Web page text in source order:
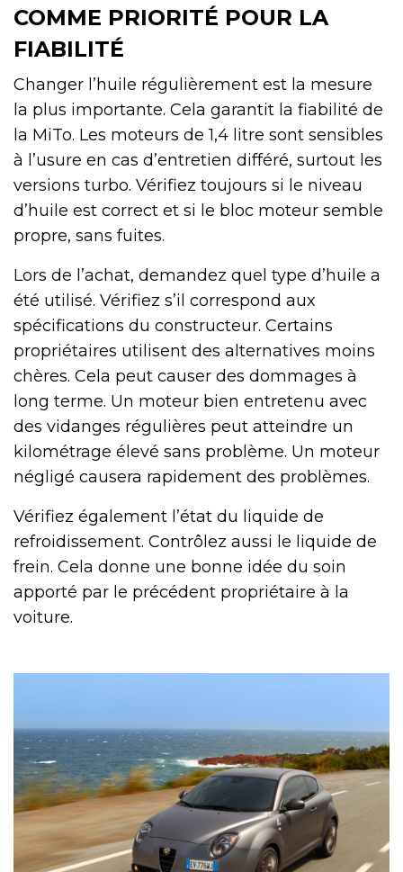
COMME PRIORITÉ POUR LA
FIABILITÉ
Changer l’huile régulièrement est la mesure
la plus importante. Cela garantit la fiabilité de
la MiTo. Les moteurs de 1,4 litre sont sensibles
à l’usure en cas d’entretien différé, surtout les
versions turbo. Vérifiez toujours si le niveau
d’huile est correct et si le bloc moteur semble
propre, sans fuites.
Lors de l’achat, demandez quel type d’huile a
été utilisé. Vérifiez s’il correspond aux
spécifications du constructeur. Certains
propriétaires utilisent des alternatives moins
chères. Cela peut causer des dommages à
long terme. Un moteur bien entretenu avec
des vidanges régulières peut atteindre un
kilométrage élevé sans problème. Un moteur
négligé causera rapidement des problèmes.
Vérifiez également l’état du liquide de
refroidissement. Contrôlez aussi le liquide de
frein. Cela donne une bonne idée du soin
apporté par le précédent propriétaire à la
voiture.